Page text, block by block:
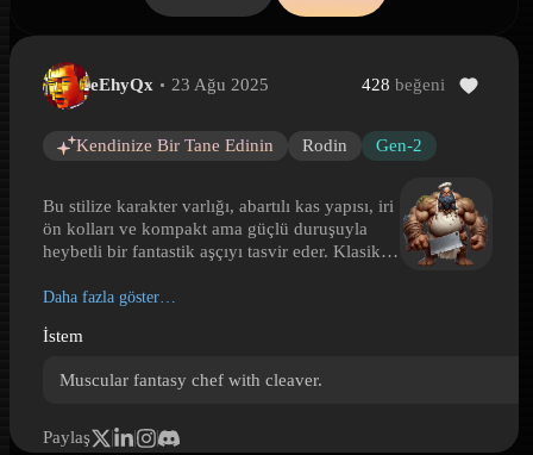
Satırlı fantastik canavar aşçı
Satırlı fantastik canavar aşçı is a Hyper3D 3D model preview
eEhyQx 23 Ağu 2025 428 beğeni
Kendinize Bir Tane Edinin Rodin Gen-2
Bu stilize karakter varlığı, abartılı kas yapısı, iri
ön kolları ve kompakt ama güçlü duruşuyla
heybetli bir fantastik aşçıyı tasvir eder. Klasik
görünümü sıradan bir mutfak çalışanından çok
satırı siluetin ana unsuru olarak öne çıkar ve
birleştirir. Lekeli önlük, pürüzlü deri, ağır eller
taşıyan, oyuna hazır bir kişilik kazandırır.
Daha fazla göster…
İstem
Muscular fantasy chef with cleaver.
Paylaş